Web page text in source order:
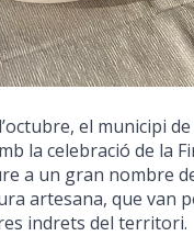
el municipi
la celebració de la
a un gran nombre
artesana, que van
indrets del territori.